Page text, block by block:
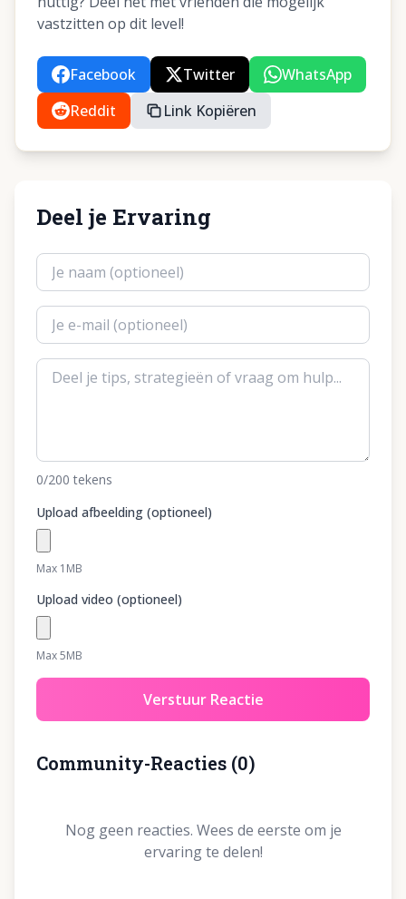
vastzitten op dit level!
Facebook Twitter
WhatsApp
Reddit
Link Kopiëren
Deel je Ervaring
0/200 tekens
Upload afbeelding (optioneel)
Max 1MB
Upload video (optioneel)
Max 5MB
Verstuur Reactie
Community-Reacties (0)
Nog geen reacties. Wees de eerste om je
ervaring te delen!